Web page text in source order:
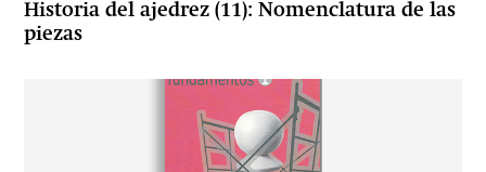
Historia del ajedrez (11): Nomenclatura de las
piezas